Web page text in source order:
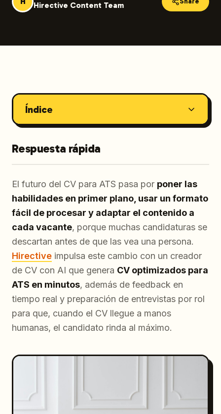
Hirective Content Team
Índice
Respuesta rápida
El futuro del CV para ATS pasa por poner las
habilidades en primer plano, usar un formato
fácil de procesar y adaptar el contenido a
cada vacante, porque muchas candidaturas se
descartan antes de que las vea una persona.
Hirective impulsa este cambio con un creador
de CV con AI que genera CV optimizados para
ATS en minutos, además de feedback en
tiempo real y preparación de entrevistas por rol
para que, cuando el CV llegue a manos
humanas, el candidato rinda al máximo.